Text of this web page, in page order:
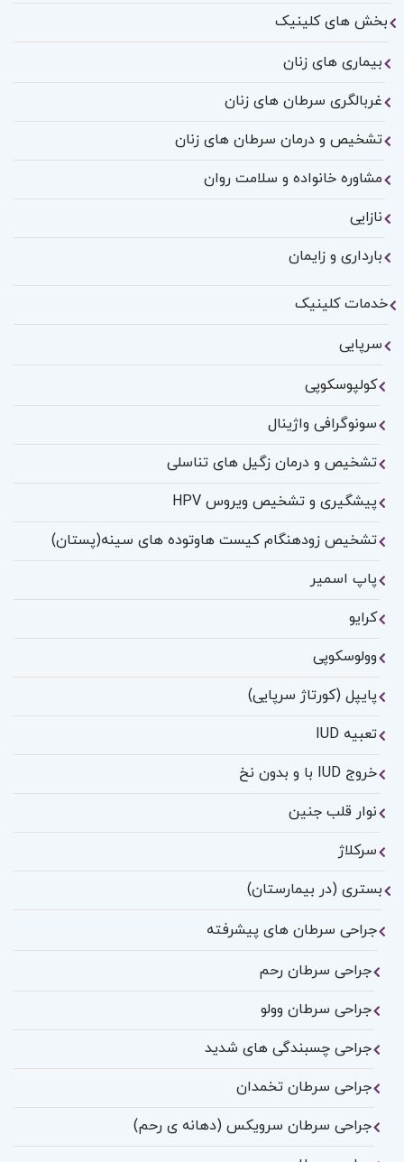
بخش های کلینیک
بیماری های زنان
غربالگری سرطان های زنان
تشخیص و درمان سرطان های زنان
مشاوره خانواده و سلامت روان
نازایی
بارداری و زایمان
خدمات کلینیک
سرپایی
کولپوسکوپی
سونوگرافی واژینال
تشخیص و درمان زگیل های تناسلی
پیشگیری و تشخیص ویروس HPV
تشخیص زودهنگام کیست هاوتوده های سینه(پستان)
پاپ اسمیر
کرایو
وولوسکوپی
پایپل (کورتاژ سرپایی)
تعبیه IUD
خروج IUD با و بدون نخ
نوار قلب جنین
سرکلاژ
بستری (در بیمارستان)
جراحی سرطان های پیشرفته
جراحی سرطان رحم
جراحی سرطان وولو
جراحی چسبندگی های شدید
جراحی سرطان تخمدان
جراحی سرطان سرویکس (دهانه ی رحم)